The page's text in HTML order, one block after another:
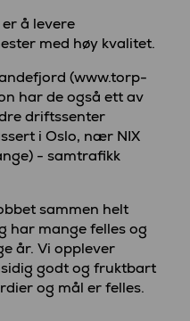
å levere
med høy kvalitet.
(www.torp-
har de også ett av
driftssenter
i Oslo, nær NIX
- samtrafikk
sammen helt
har mange felles og
år. Vi opplever
godt og fruktbart
og mål er felles.